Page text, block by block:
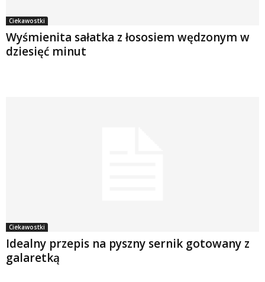
Ciekawostki
Wyśmienita sałatka z łososiem wędzonym w
dziesięć minut
Ciekawostki
Idealny przepis na pyszny sernik gotowany z
galaretką